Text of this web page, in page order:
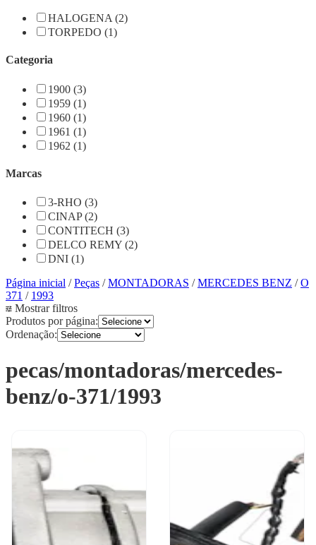
HALOGENA (2)
TORPEDO (1)
Categoria
1900 (3)
1959 (1)
1960 (1)
1961 (1)
1962 (1)
Marcas
3-RHO (3)
CINAP (2)
CONTITECH (3)
DELCO REMY (2)
DNI (1)
Página inicial /Peças /MONTADORAS /MERCEDES BENZ /O
371 / 1993
Mostrar filtros
Produtos por página:
Ordenação:
pecas/montadoras/mercedes-
benz/o-371/1993